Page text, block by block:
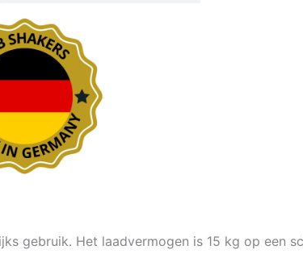
gebruik. Het laadvermogen is 15 kg op een